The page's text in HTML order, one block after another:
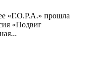
«Г.О.Р.А.» прошла
«Подвиг